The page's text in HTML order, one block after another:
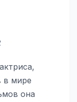
в мире
она